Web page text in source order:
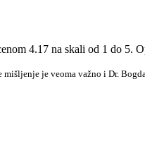
4.17 na skali od 1 do 5.
mišljenje je veoma važno i Dr.